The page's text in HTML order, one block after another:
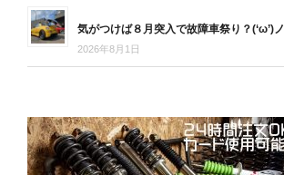
気がつけば８月突入で故障車祭り？(‘ω’)ノ
2026年8月1日